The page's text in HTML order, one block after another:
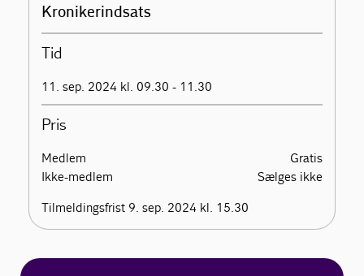
Kronikerindsats
Tid
11. sep. 2024 kl. 09.30 - 11.30
Pris
Medlem
Gratis
Ikke-medlem
Sælges ikke
Tilmeldingsfrist 9. sep. 2024 kl. 15.30